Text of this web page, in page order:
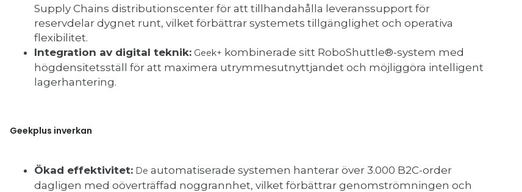
Supply Chains distributionscenter för att tillhandahålla leveranssupport för
reservdelar dygnet runt, vilket förbättrar systemets tillgänglighet och operativa
flexibilitet.
Integration av digital teknik: Geek+ kombinerade sitt RoboShuttle®-system med
högdensitetsställ för att maximera utrymmesutnyttjandet och möjliggöra intelligent
lagerhantering.
Geekplus inverkan
Ökad effektivitet: De automatiserade systemen hanterar över 3.000 B2C-order
dagligen med oöverträffad noggrannhet, vilket förbättrar genomströmningen och